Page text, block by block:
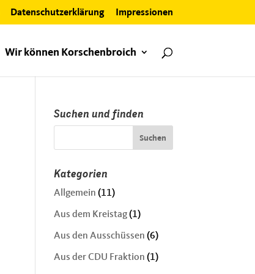
Datenschutzerklärung Impressionen
Wir können Korschenbroich
Suchen und finden
Kategorien
Allgemein (11)
Aus dem Kreistag(1)
Aus den Ausschüssen (6)
Aus der CDU Fraktion (1)